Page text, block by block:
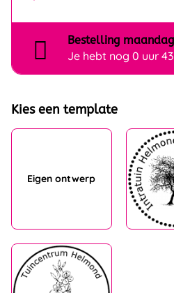
Bestelling maandag
Je hebt nog 0 uur
Kies een template
Eigen ontwerp